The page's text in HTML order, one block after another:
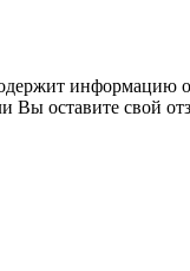
информацию
оставите свой